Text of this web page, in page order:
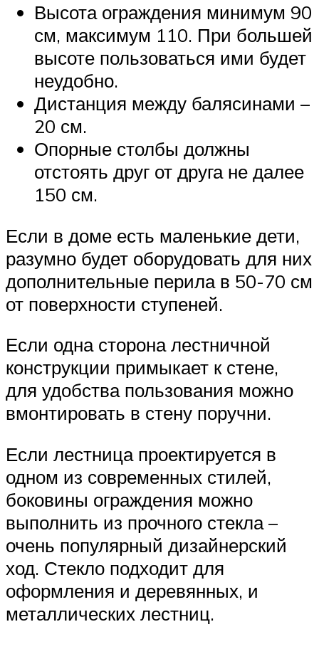
Высота ограждения минимум 90
см, максимум 110. При большей
высоте пользоваться ими будет
неудобно.
Дистанция между балясинами –
20 см.
Опорные столбы должны
отстоять друг от друга не далее
150 см.
Если в доме есть маленькие дети,
разумно будет оборудовать для них
дополнительные перила в 50-70 см
от поверхности ступеней.
Если одна сторона лестничной
конструкции примыкает к стене,
для удобства пользования можно
вмонтировать в стену поручни.
Если лестница проектируется в
одном из современных стилей,
боковины ограждения можно
выполнить из прочного стекла –
очень популярный дизайнерский
ход. Стекло подходит для
оформления и деревянных, и
металлических лестниц.